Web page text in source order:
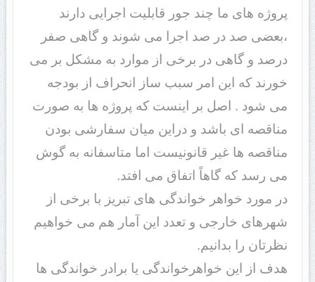
پروژه های ما چند جور قابلیت اجرایی دارند
،بعضی صد در صد اجرا می شوند و گاهی صفر
درصد و گاهی در برخی از موارد به مشکل بر می
خورند که این امر سبب ساز انحراف از بودجه
می شود . اصل بر اینست که پروژه ها به صورت
مناقصه ای باشد و دراین میان سفارشی بودن
مناقصه ها غیر قانونیست اما متاسفانه به گوش
می رسد که گاهاً اتفاق می افتد.
در مورد خواهر خواندگی های تبریز با برخی از
شهرهای خارجی و تعدد این آمار هم می خواهیم
نظرتان را بدانیم.
هدف از این خواهرخواندگی یا برادر خواندگی ها